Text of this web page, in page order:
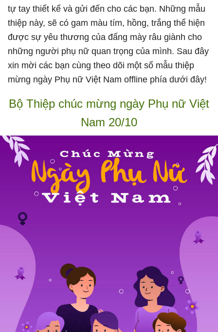
tự tay thiết kế và gửi đến cho các bạn. Những mẫu
thiệp này, sẽ có gam màu tím, hồng, trắng thể hiện
được sự yêu thương của đấng mày râu giành cho
những người phụ nữ quan trọng của mình. Sau đây
xin mời các bạn cùng theo dõi một số mẫu thiệp
mừng ngày Phụ nữ Việt Nam offline phía dưới đây!
Bộ Thiệp chúc mừng ngày Phụ nữ Việt
Nam 20/10